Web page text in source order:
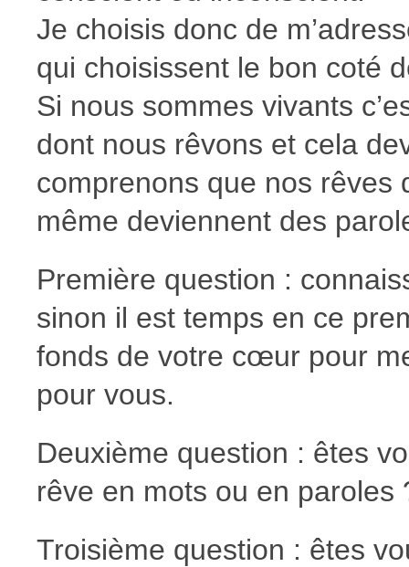
Je choisis donc de
qui choisissent le bon coté
Si nous sommes vivants
dont nous rêvons et cela
comprenons que nos rêves
même deviennent des
Première question :
sinon il est temps en ce
fonds de votre cœur pour
pour vous.
Deuxième question : êtes
rêve en mots ou en paroles
Troisième question : êtes